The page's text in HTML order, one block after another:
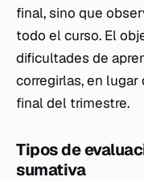
final, sino que
todo el curso. El
dificultades de
corregirlas, en
final del trimestre.
Tipos de
sumativa